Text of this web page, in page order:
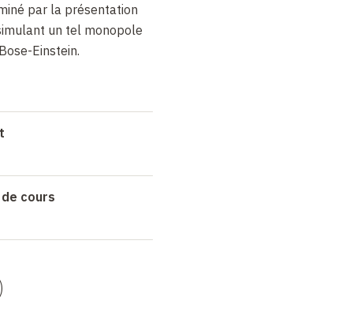
par la présentation
un tel monopole
Einstein.
cours